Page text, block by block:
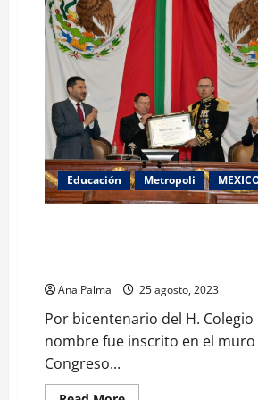
Educación Metropoli
Ana Palma 25 agosto, 2023
Por bicentenario del H.
nombre fue inscrito en el
Congreso...